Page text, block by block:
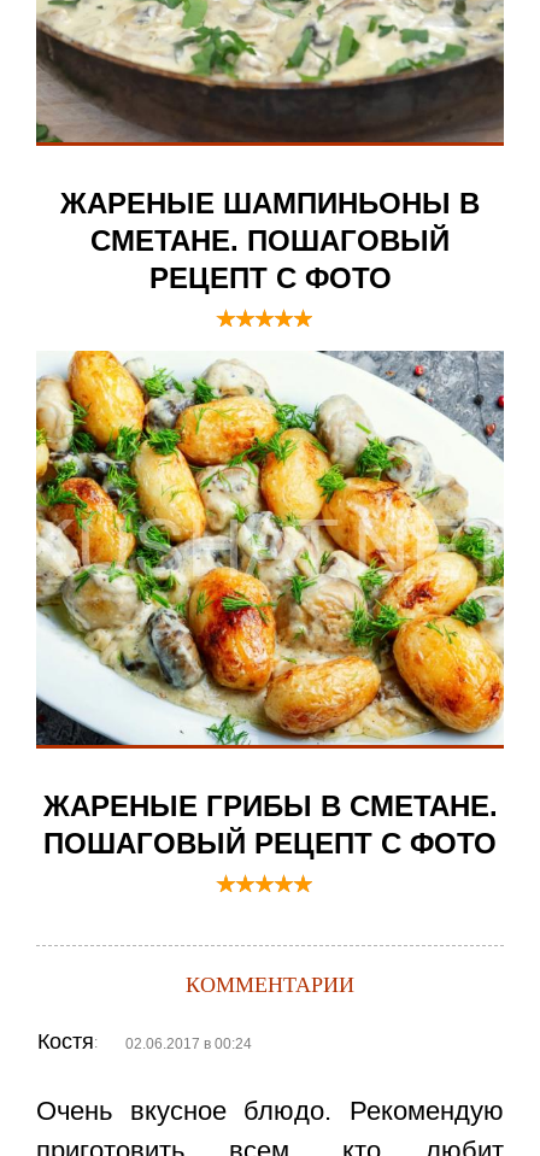
ЖАРЕНЫЕ ШАМПИНЬОНЫ В
СМЕТАНЕ. ПОШАГОВЫЙ
РЕЦЕПТ С ФОТО
ЖАРЕНЫЕ ГРИБЫ В СМЕТАНЕ.
ПОШАГОВЫЙ РЕЦЕПТ С ФОТО
КОММЕНТАРИИ
Костя: 02.06.2017 в 00:24
Очень вкусное блюдо. Рекомендую